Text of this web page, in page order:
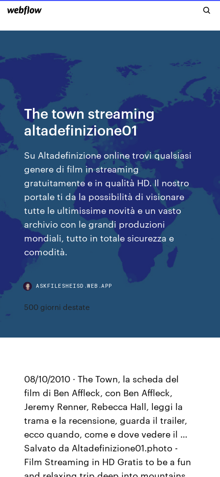
The town streaming
altadefinizione01
Su Altadefinizione online trovi qualsiasi
genere di film in streaming
gratuitamente e in qualità HD. Il nostro
portale ti da la possibilità di visionare
tutte le ultimissime novità e un vasto
archivio con le grandi produzioni
mondiali, tutto in totale sicurezza e
comodità.
ASKFILESHEISD.WEB.APP
500 giorni destate
08/10/2010 · The Town, la scheda del
film di Ben Affleck, con Ben Affleck,
Jeremy Renner, Rebecca Hall, leggi la
trama e la recensione, guarda il trailer,
ecco quando, come e dove vedere il …
Salvato da Altadefinizione01.photo -
Film Streaming in HD Gratis to be a fun